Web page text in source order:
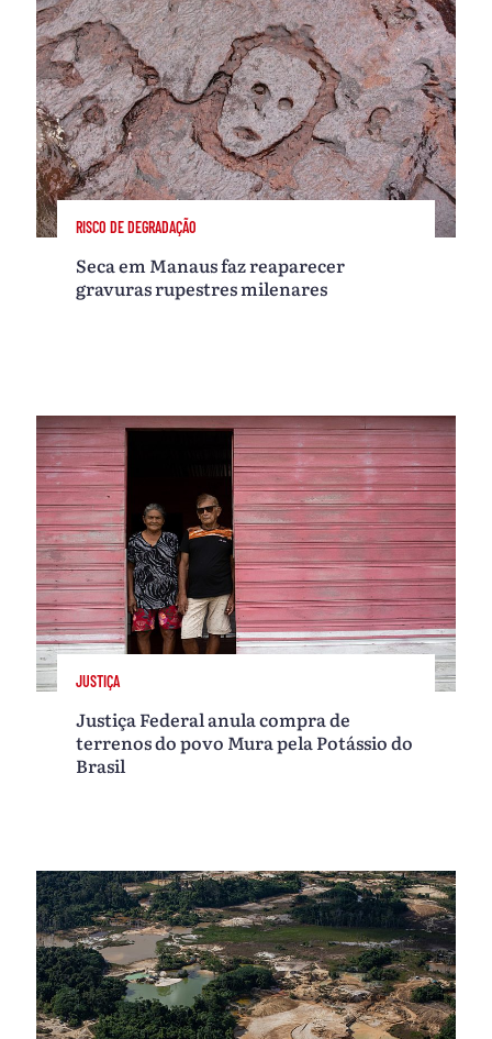
RISCO DE DEGRADAÇÃO
Seca em Manaus faz reaparecer
gravuras rupestres milenares
JUSTIÇA
Justiça Federal anula compra de
terrenos do povo Mura pela Potássio do
Brasil